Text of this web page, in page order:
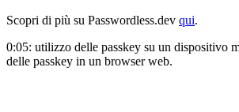
Scopri di più su Passwordless.dev qui.
0:05: utilizzo delle passkey su un dispositivo
delle passkey in un browser web.